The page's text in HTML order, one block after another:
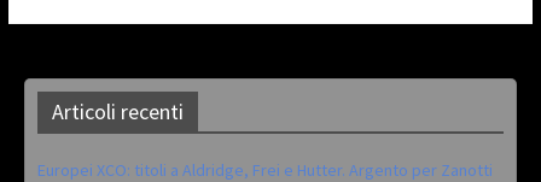
Articoli recenti
Europei XCO: titoli a Aldridge, Frei e Hutter. Argento per Zanotti